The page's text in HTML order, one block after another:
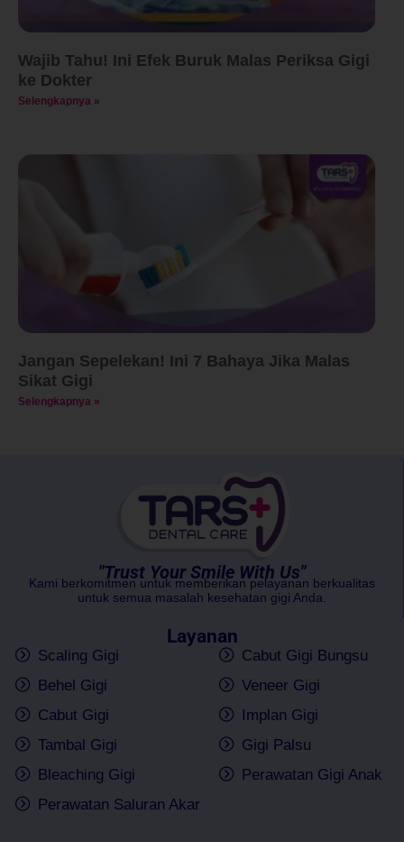
Wajib Tahu! Ini Efek Buruk Malas Periksa Gigi
ke Dokter
Selengkapnya »
Jangan Sepelekan! Ini 7 Bahaya Jika Malas
Sikat Gigi
Selengkapnya »
"Trust Your Smile With Us"
Kami berkomitmen untuk memberikan pelayanan berkualitas
untuk semua masalah kesehatan gigi Anda.
Layanan
Scaling Gigi
Behel Gigi
Cabut Gigi
Tambal Gigi
Bleaching Gigi
Perawatan Saluran Akar
Cabut Gigi Bungsu
Veneer Gigi
Implan Gigi
Gigi Palsu
Perawatan Gigi Anak